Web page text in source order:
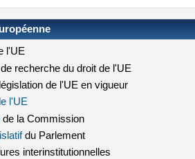
l'UE
externe)
recherche du droit de l'UE
externe)de l'UE en vigueur
l'UE
(le lien est externe)
de la Commission
(le lien est externe)
du Parlement
interinstitutionnelles